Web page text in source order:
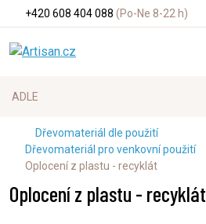
+420 608 404 088 (Po-Ne 8-22 h)
Dřevomateriál dle použití
Dřevomateriál pro venkovní použití
Oplocení z plastu - recyklát
Oplocení z plastu - recyklát